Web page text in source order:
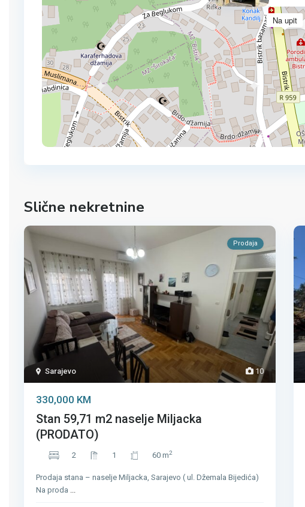
Na upit
Slične nekretnine
10
Sarajevo
Prodaja
330,000 KM
Stan 59,71 m2 naselje Miljacka
(PRODATO)
2 1 60 m2
Prodaja stana – naselje Miljacka, Sarajevo ( ul. Džemala Bijedića)
Na proda ...